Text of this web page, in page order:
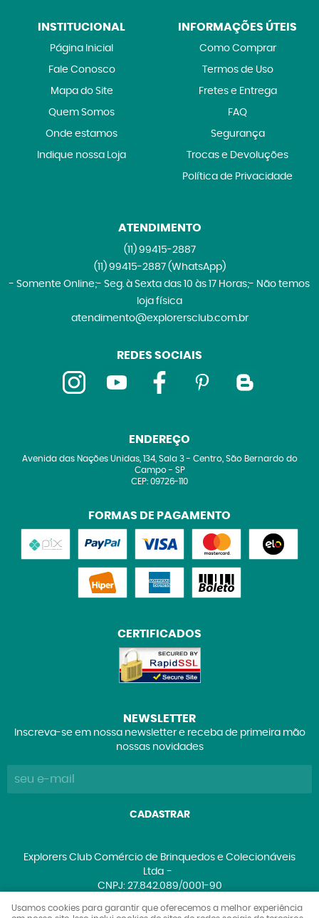
INSTITUCIONAL
Página Inicial
Fale Conosco
Mapa do Site
Quem Somos
Onde estamos
Indique nossa Loja
INFORMAÇÕES ÚTEIS
Como Comprar
Termos de Uso
Fretes e Entrega
FAQ
Segurança
Trocas e Devoluções
Política de Privacidade
ATENDIMENTO
(11)99415-2887
(11)99415-2887 (WhatsApp)
- Somente Online;- Seg. à Sexta das 10 às 17 Horas;- Não temos
loja física
atendimento@explorersclub.com.br
REDES SOCIAIS
ENDEREÇO
Avenida das Nações Unidas, 134, Sala 3- Centro, São Bernardo do
Campo- SP
CEP: 09726-110
FORMAS DE PAGAMENTO
CERTIFICADOS
NEWSLETTER
Inscreva-se em nossa newsletter e receba de primeira mão
nossas novidades
CADASTRAR
Explorers Club Comércio de Brinquedos e Colecionáveis
Ltda
CNPJ: 27.842.089/0001-90
Usamos cookies para garantir que oferecemos a melhor experiência